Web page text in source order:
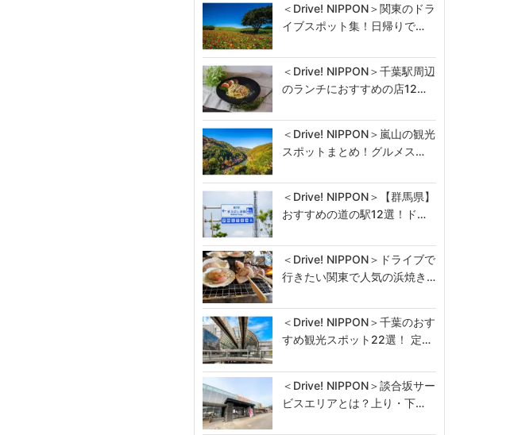
＜Drive! NIPPON＞関東のドラ
イブスポット集！日帰りで…
＜Drive! NIPPON＞千葉駅周辺
のランチにおすすめの店12…
＜Drive! NIPPON＞嵐山の観光
スポットまとめ！グルメス…
＜Drive! NIPPON＞【群馬県】
おすすめの道の駅12選！ド…
＜Drive! NIPPON＞ドライブで
行きたい関東で人気の浜焼き…
＜Drive! NIPPON＞千葉のおす
すめ観光スポット22選！ 定…
＜Drive! NIPPON＞談合坂サー
ビスエリアとは？上り・下…